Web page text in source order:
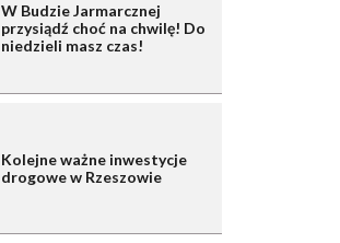
W Budzie Jarmarcznej
przysiądź choć na chwilę! Do
niedzieli masz czas!
Kolejne ważne inwestycje
drogowe w Rzeszowie